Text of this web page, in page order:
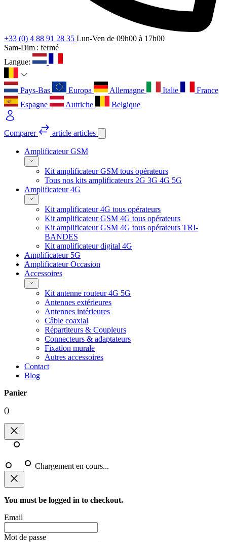
+33 (0) 4 88 91 28 35 Lun-Ven de 09h00 à 17h00
Sam-Dim : fermé
Langue:
Pays-Bas Europa Allemagne Italie
France
Espagne
Autriche Belgique
Comparer article articles
Amplificateur GSM
Kit amplificateur GSM tous opérateurs
Tous nos kits amplificateurs 2G 3G 4G 5G
Amplificateur 4G
Kit amplificateur 4G tous opérateurs
Kit amplificateur GSM 4G tous opérateurs
Kit amplificateur GSM 4G tous opérateurs TRI-
BANDES
Kit amplificateur digital 4G
Amplificateur 5G
Amplificateur Occasion
Accessoires
Kit antenne routeur 4G 5G
Antennes extérieures
Antennes intérieures
Câble coaxial
Répartiteurs & Coupleurs
Connecteurs & adaptateurs
Fixation murale
Autres accessoires
Contact
Blog
Panier
()
Chargement en cours...
You must be logged in to checkout.
Email
Mot de passe